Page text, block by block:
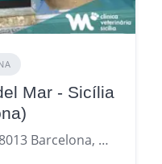
Mar - Sicília
Carrer De Sicília 125, 08013 Barcelona, provincia de Barcelona, España